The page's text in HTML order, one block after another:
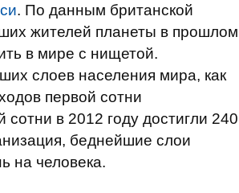
. По данным британской
жителей планеты в прошлом
в мире с нищетой.
слоев населения мира, как
первой сотни
в 2012 году достигли 240
беднейшие слои
на человека.